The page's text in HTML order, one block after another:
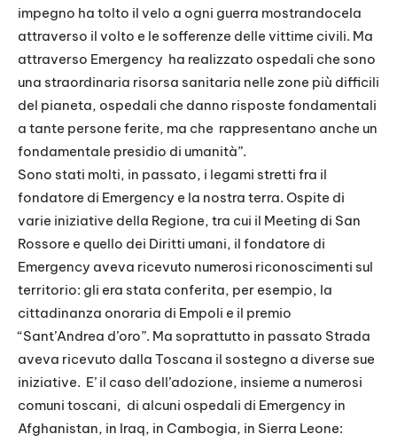
impegno ha tolto il velo a ogni guerra mostrandocela
attraverso il volto e le sofferenze delle vittime civili. Ma
attraverso Emergency ha realizzato ospedali che sono
una straordinaria risorsa sanitaria nelle zone più difficili
del pianeta, ospedali che danno risposte fondamentali
a tante persone ferite, ma che rappresentano anche un
fondamentale presidio di umanità”.
Sono stati molti, in passato, i legami stretti fra il
fondatore di Emergency e la nostra terra. Ospite di
varie iniziative della Regione, tra cui il Meeting di San
Rossore e quello dei Diritti umani, il fondatore di
Emergency aveva ricevuto numerosi riconoscimenti sul
territorio: gli era stata conferita, per esempio, la
cittadinanza onoraria di Empoli e il premio
“Sant’Andrea d’oro”. Ma soprattutto in passato Strada
aveva ricevuto dalla Toscana il sostegno a diverse sue
iniziative. E’ il caso dell’adozione, insieme a numerosi
comuni toscani, di alcuni ospedali di Emergency in
Afghanistan, in Iraq, in Cambogia, in Sierra Leone: